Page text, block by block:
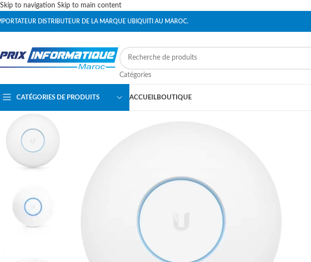
Skip to navigation Skip to main content
DISTRIBUTEUR DE LA MARQUE UBIQUITI AU MAROC.
Catégories
CATÉGORIES DE PRODUITS ACCUEILBOUTIQUE